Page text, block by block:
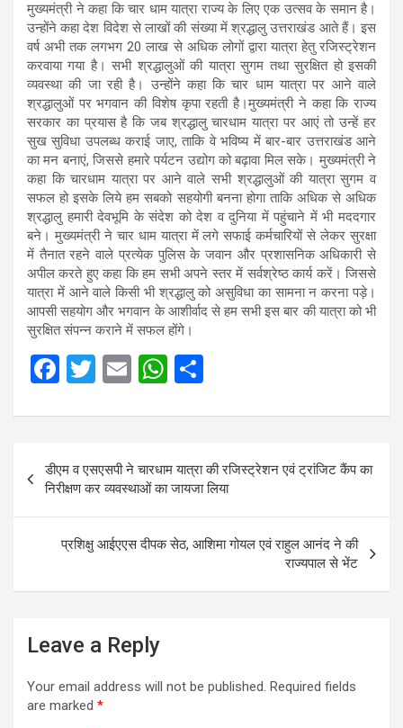
मुख्यमंत्री ने कहा कि चार धाम यात्रा राज्य के लिए एक उत्सव के समान है।
उन्होंने कहा देश विदेश से लाखों की संख्या में श्रद्धालु उत्तराखंड आते हैं। इस
वर्ष अभी तक लगभग 20 लाख से अधिक लोगों द्वारा यात्रा हेतु रजिस्ट्रेशन
करवाया गया है। सभी श्रद्धालुओं की यात्रा सुगम तथा सुरक्षित हो इसकी
व्यवस्था की जा रही है। उन्होंने कहा कि चार धाम यात्रा पर आने वाले
श्रद्धालुओं पर भगवान की विशेष कृपा रहती है।मुख्यमंत्री ने कहा कि राज्य
सरकार का प्रयास है कि जब श्रद्धालु चारधाम यात्रा पर आएं तो उन्हें हर
सुख सुविधा उपलब्ध कराई जाए, ताकि वे भविष्य में बार-बार उत्तराखंड आने
का मन बनाएं, जिससे हमारे पर्यटन उद्योग को बढ़ावा मिल सके। मुख्यमंत्री ने
कहा कि चारधाम यात्रा पर आने वाले सभी श्रद्धालुओं की यात्रा सुगम व
सफल हो इसके लिये हम सबको सहयोगी बनना होगा ताकि अधिक से अधिक
श्रद्धालु हमारी देवभूमि के संदेश को देश व दुनिया में पहुंचाने में भी मददगार
बने। मुख्यमंत्री ने चार धाम यात्रा में लगे सफाई कर्मचारियों से लेकर सुरक्षा
में तैनात रहने वाले प्रत्येक पुलिस के जवान और प्रशासनिक अधिकारी से
अपील करते हुए कहा कि हम सभी अपने स्तर में सर्वश्रेष्ठ कार्य करें। जिससे
यात्रा में आने वाले किसी भी श्रद्धालु को असुविधा का सामना न करना पड़े।
आपसी सहयोग और भगवान के आशीर्वाद से हम सभी इस बार की यात्रा को भी
सुरक्षित संपन्न कराने में सफल होंगे।
F
ce
o
o
k
T
tt
er
E
ail
W
at
A
p
p
ar
e
Post
navigation
डीएम व एसएसपी ने चारधाम यात्रा की रजिस्ट्रेशन एवं ट्रांजिट कैंप का
निरीक्षण कर व्यवस्थाओं का जायजा लिया
प्रशिक्षु आईएएस दीपक सेठ, आशिमा गोयल एवं राहुल आनंद ने की
राज्यपाल से भेंट
Leave a Reply
Your email address will not be published. Required fields
are marked *